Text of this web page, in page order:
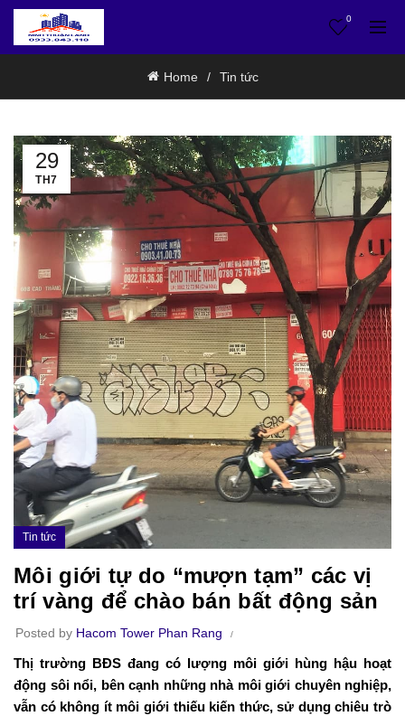
0
Home Tin tức
29
TH7
Tin tức
Môi giới tự do “mượn tạm” các vị
trí vàng để chào bán bất động sản
Posted by Hacom Tower Phan Rang
Thị trường BĐS đang có lượng môi giới hùng hậu hoạt
động sôi nổi, bên cạnh những nhà môi giới chuyên nghiệp,
vẫn có không ít môi giới thiếu kiến thức, sử dụng chiêu trò